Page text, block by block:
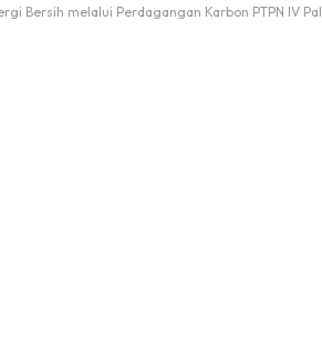
Bersih melalui Perdagangan Karbon PTPN IV